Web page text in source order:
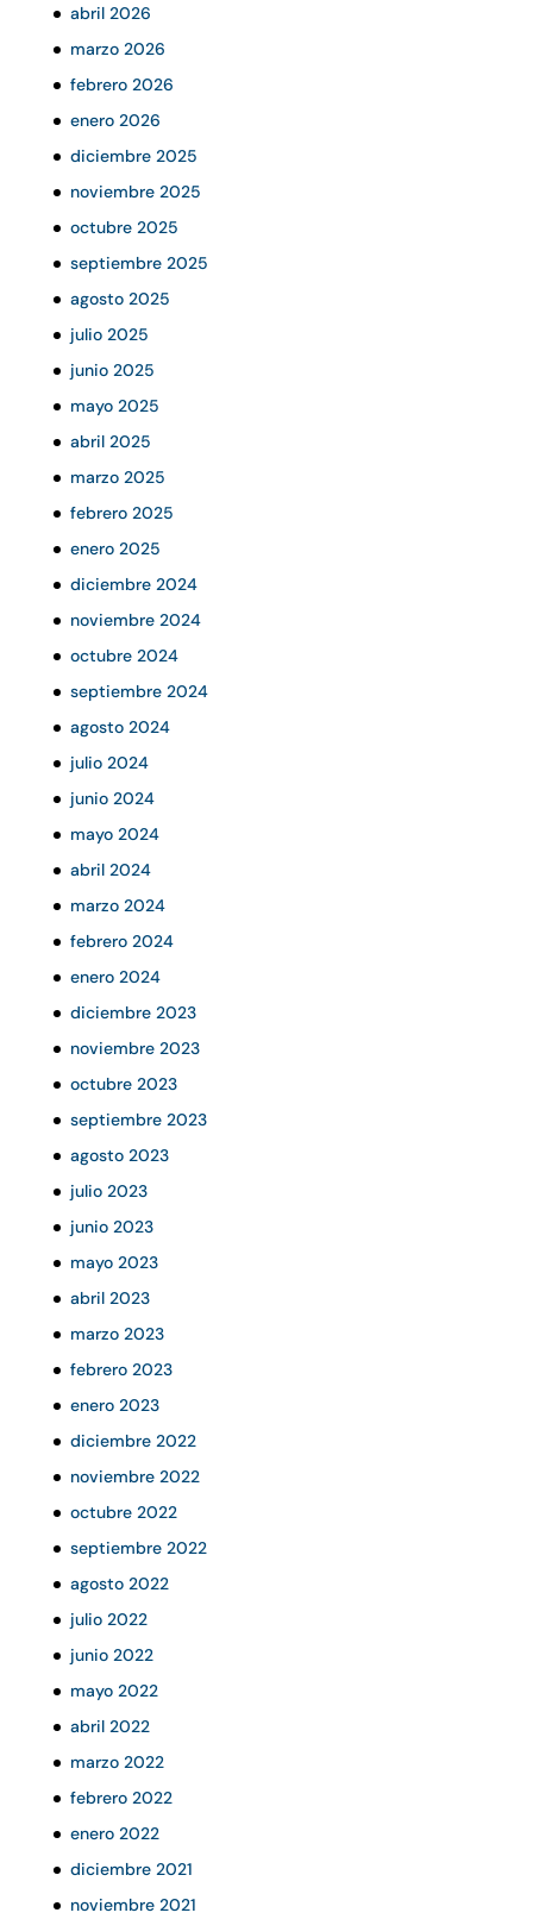
abril 2026
marzo 2026
febrero 2026
enero 2026
diciembre 2025
noviembre 2025
octubre 2025
septiembre 2025
agosto 2025
julio 2025
junio 2025
mayo 2025
abril 2025
marzo 2025
febrero 2025
enero 2025
diciembre 2024
noviembre 2024
octubre 2024
septiembre 2024
agosto 2024
julio 2024
junio 2024
mayo 2024
abril 2024
marzo 2024
febrero 2024
enero 2024
diciembre 2023
noviembre 2023
octubre 2023
septiembre 2023
agosto 2023
julio 2023
junio 2023
mayo 2023
abril 2023
marzo 2023
febrero 2023
enero 2023
diciembre 2022
noviembre 2022
octubre 2022
septiembre 2022
agosto 2022
julio 2022
junio 2022
mayo 2022
abril 2022
marzo 2022
febrero 2022
enero 2022
diciembre 2021
noviembre 2021